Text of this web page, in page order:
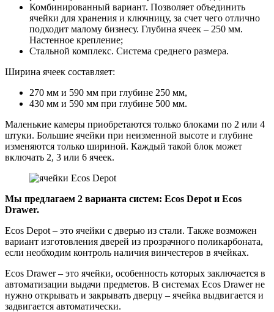
Комбинированный вариант. Позволяет объединить
ячейки для хранения и ключницу, за счет чего отлично
подходит малому бизнесу. Глубина ячеек – 250 мм.
Настенное крепление;
Стальной комплекс. Система среднего размера.
Ширина ячеек составляет:
270 мм и 590 мм при глубине 250 мм,
430 мм и 590 мм при глубине 500 мм.
Маленькие камеры приобретаются только блоками по 2 или 4
штуки. Большие ячейки при неизменной высоте и глубине
изменяются только шириной. Каждый такой блок может
включать 2, 3 или 6 ячеек.
Мы предлагаем 2 варианта систем: Ecos Depot и Ecos
Drawer.
Ecos Depot – это ячейки с дверью из стали. Также возможен
вариант изготовления дверей из прозрачного поликарбоната,
если необходим контроль наличия винчестеров в ячейках.
Ecos Drawer – это ячейки, особенность которых заключается в
автоматизации выдачи предметов. В системах Ecos Drawer не
нужно открывать и закрывать дверцу – ячейка выдвигается и
задвигается автоматически.